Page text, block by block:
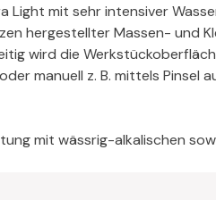
Light mit sehr intensiver
hergestellter Massen- und
wird die
manuell z. B. mittels Pinsel
mit wässrig-alkalischen